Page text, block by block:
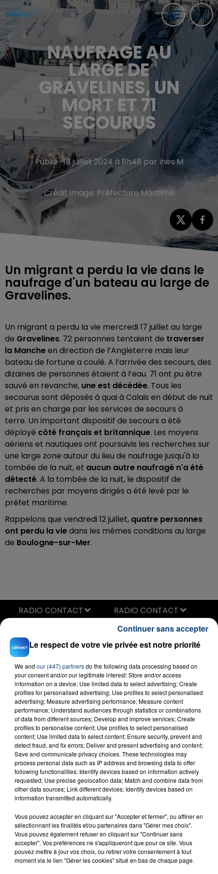
NAUFRAGE AU
LARGE DE
GRAVELINES, UN
MORT ET 71
SECOURUS
Publié : 18 juillet 2024 à 8h48 par Ines M
Crédit image: Préfecture Maritime
Un migrant a perdu la vie dans le
naufrage d'un bateau au large de
Gravelines.
Un migrant a perdu la vie mercredi 17 juillet au large
de Gravelines. 72 personnes tentaient de traverser
la Mancheen direction de l’Angleterre mais leur
bateau de fortune a coulé. A l’arrivée des secours, des
dizaines de personnes étaient à l’eau. 71 ont pu être
sauvé en revanche, une est décédée. Tous les
secourus sont déposés à quai à Calais en début de nuit
et pris en charge par les services de secours à
terre. Un important dispositif de secours a été
déployé côté français et britannique. Les moyens
aériens et nautiques ont poursuivis les recherches sur
une large zone autour du lieu de naufrage jusqu'à la
tombée de la nuit, et aucun autre naufragé n'a été
détecté. A la tombée de la nuit, le dispositif de
recherches par moyens dirigés a été levé par le
préfet maritime.
Rappelons que vendredi 12 juillet, quatre personnes
ont perdu la viedans les mêmes conditions au large
de Boulogne-sur-Mer.
There's Nothing Holdin' Me Back
RADIO CONTACT
FIL D'ACTU
23 juillet 2026
INCENDIE MORTEL À LENS : UNE FEMME ET
SON BÉBÉ ENTRE LA VIE ET LA...
Un homme s'est immolé par le feu après avoir
aspergé sa compagne et leur bébé de trois mois
Le respect de votre vie privée est notre priorité
We and our (447) partnersdo the following data processing based on
your consent and/or our legitimate interest: Store and/or access
information on a device; Use limited data to select advertising; Create
profiles for personalised advertising; Use profiles to select personalised
advertising; Measure advertising performance; Measure content
performance; Understand audiences through statistics or combinations
of data from different sources; Develop and improve services; Create
profiles to personalise content; Use profiles to select personalised
content; Use limited data to select content; Ensure security, prevent and
detect fraud, and fix errors; Deliver and present advertising and content;
Save and communicate privacy choices. These technologies may
process personal data such as IP address and browsing data to offer
following functionalities: Identify devices based on information actively
requested; Use precise geolocation data; Match and combine data from
other data sources; Link different devices; Identify devices based on
information transmitted automatically.
Vous pouvez accepter en cliquant sur "Accepter et fermer", ou affiner en
sélectionnant les finalités et/ou partenaires dans "Gérer mes choix".
Vous pouvez également refuser en cliquant sur "Continuer sans
accepter". Vos préférences ne s'appliqueront que pour ce site. Vous
pouvez mettre à jour vos choix, ou retirer votre consentement à tout
moment via le lien "Gérer les cookies" situé en bas de chaque page.
Continuer sans accepter